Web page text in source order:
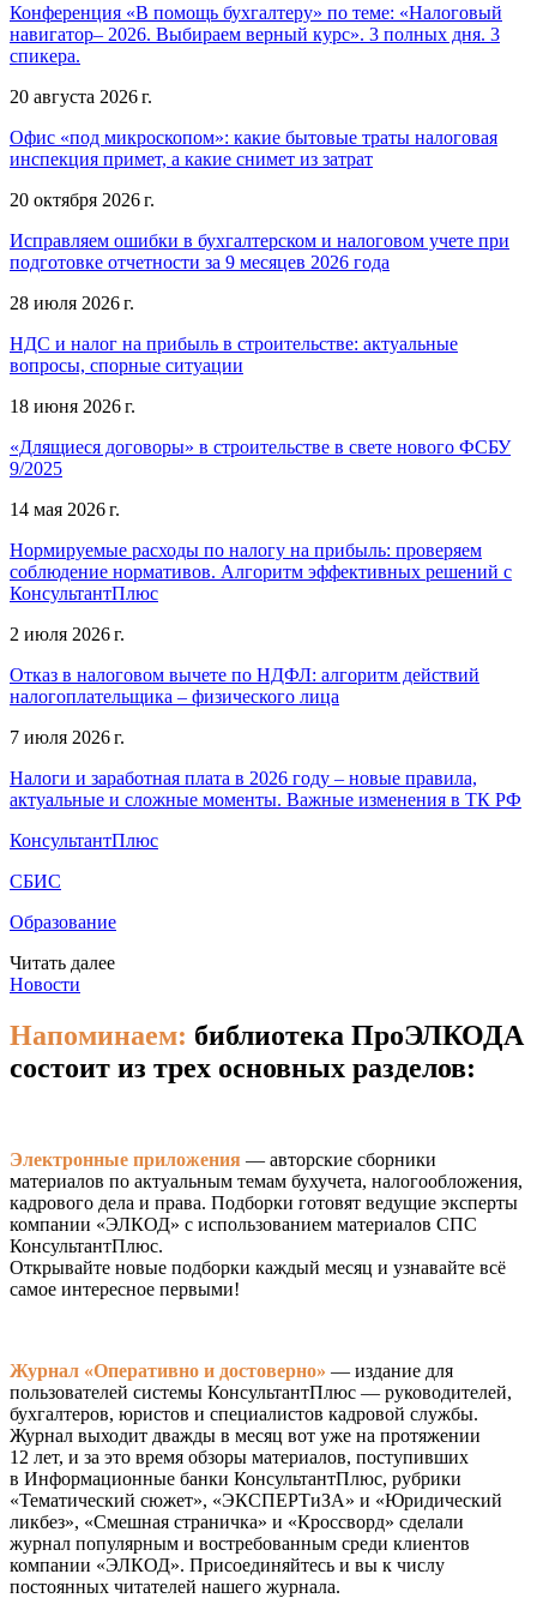
Конференция «В помощь бухгалтеру» по теме: «Налоговый
навигатор– 2026. Выбираем верный курс». 3 полных дня. 3
спикера.
20 августа 2026 г.
Офис «под микроскопом»: какие бытовые траты налоговая
инспекция примет, а какие снимет из затрат
20 октября 2026 г.
Исправляем ошибки в бухгалтерском и налоговом учете при
подготовке отчетности за 9 месяцев 2026 года
28 июля 2026 г.
НДС и налог на прибыль в строительстве: актуальные
вопросы, спорные ситуации
18 июня 2026 г.
«Длящиеся договоры» в строительстве в свете нового ФСБУ
9/2025
14 мая 2026 г.
Нормируемые расходы по налогу на прибыль: проверяем
соблюдение нормативов. Алгоритм эффективных решений с
КонсультантПлюс
2 июля 2026 г.
Отказ в налоговом вычете по НДФЛ: алгоритм действий
налогоплательщика – физического лица
7 июля 2026 г.
Налоги и заработная плата в 2026 году – новые правила,
актуальные и сложные моменты. Важные изменения в ТК РФ
КонсультантПлюс
СБИС
Образование
Читать далее
Новости
Напоминаем: библиотека ПроЭЛКОДА
состоит из трех основных разделов:
Электронные приложения — авторские сборники
материалов по актуальным темам бухучета, налогообложения,
кадрового дела и права. Подборки готовят ведущие эксперты
компании «ЭЛКОД» с использованием материалов СПС
КонсультантПлюс.
Открывайте новые подборки каждый месяц и узнавайте всё
самое интересное первыми!
Журнал «Оперативно и достоверно» — издание для
пользователей системы КонсультантПлюс — руководителей,
бухгалтеров, юристов и специалистов кадровой службы.
Журнал выходит дважды в месяц вот уже на протяжении
12 лет, и за это время обзоры материалов, поступивших
в Информационные банки КонсультантПлюс, рубрики
«Тематический сюжет», «ЭКСПЕРТиЗА» и «Юридический
ликбез», «Смешная страничка» и «Кроссворд» сделали
журнал популярным и востребованным среди клиентов
компании «ЭЛКОД». Присоединяйтесь и вы к числу
постоянных читателей нашего журнала.